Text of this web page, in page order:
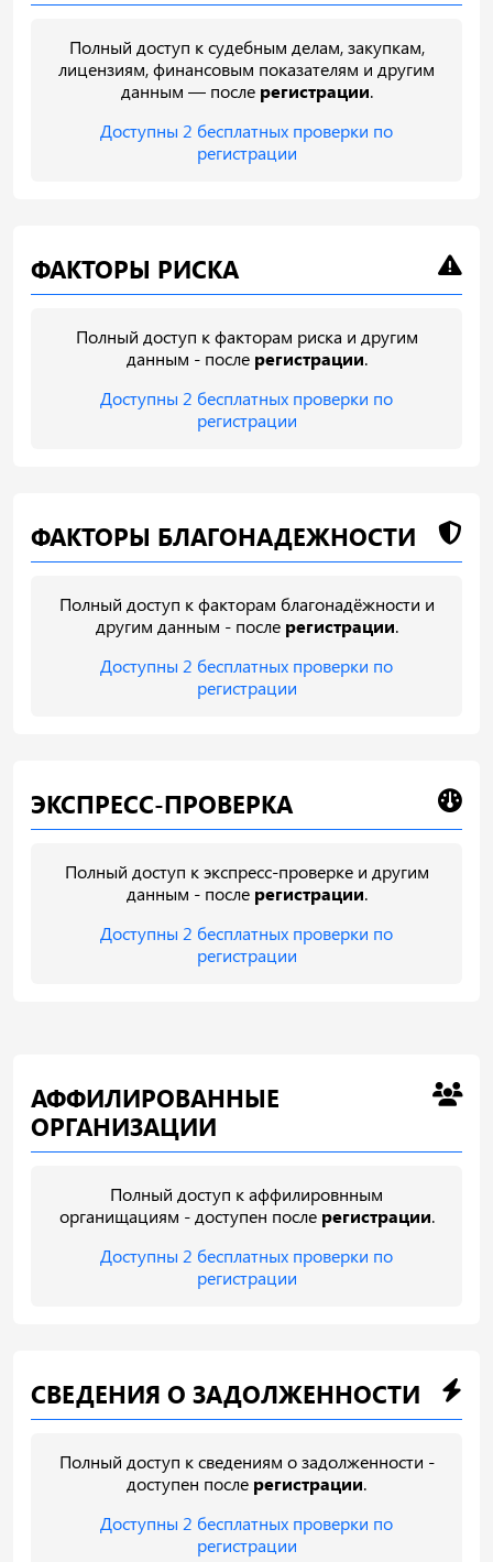
Полный доступ к судебным делам, закупкам,
лицензиям, финансовым показателям и другим
данным — после регистрации.
Доступны 2 бесплатных проверки по
регистрации
ФАКТОРЫ РИСКА
Полный доступ к факторам риска и другим
данным - после регистрации.
Доступны 2 бесплатных проверки по
регистрации
ФАКТОРЫ БЛАГОНАДЕЖНОСТИ
Полный доступ к факторам благонадёжности и
другим данным - после регистрации.
Доступны 2 бесплатных проверки по
регистрации
ЭКСПРЕСС-ПРОВЕРКА
Полный доступ к экспресс-проверке и другим
данным - после регистрации.
Доступны 2 бесплатных проверки по
регистрации
АФФИЛИРОВАННЫЕ
ОРГАНИЗАЦИИ
Полный доступ к аффилировнным
органищациям - доступен после регистрации.
Доступны 2 бесплатных проверки по
регистрации
СВЕДЕНИЯ О ЗАДОЛЖЕННОСТИ
Полный доступ к сведениям о задолженности -
доступен после регистрации.
Доступны 2 бесплатных проверки по
регистрации